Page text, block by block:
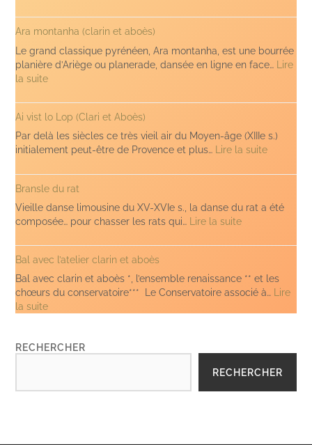
Ara montanha (clarin et aboès)
Le grand classique pyrénéen, Ara montanha, est une bourrée
planière d’Ariège ou planerade, dansée en ligne en face… Lire
la suite:
montanha
(clarin
et
aboès)
Ai vist lo Lop (Clari et Aboès)
Par delà les siècles ce très vieil air du Moyen-âge (XIIIe s.)
initialement peut-être de Provence et plus… Lire la suite:
vist
Lop
Aboès)
Bransle du rat
Vieille danse limousine du XV-XVIe s., la danse du rat a été
composée… pour chasser les rats qui… Lire la suite:
du
Bal avec l’atelier clarin et aboès
Bal avec clarin et aboès *, l’ensemble renaissance ** et les
chœurs du conservatoire*** Le Conservatoire associé à… Lire
la suite:
l’atelier
aboès
RECHERCHER
RECHERCHER